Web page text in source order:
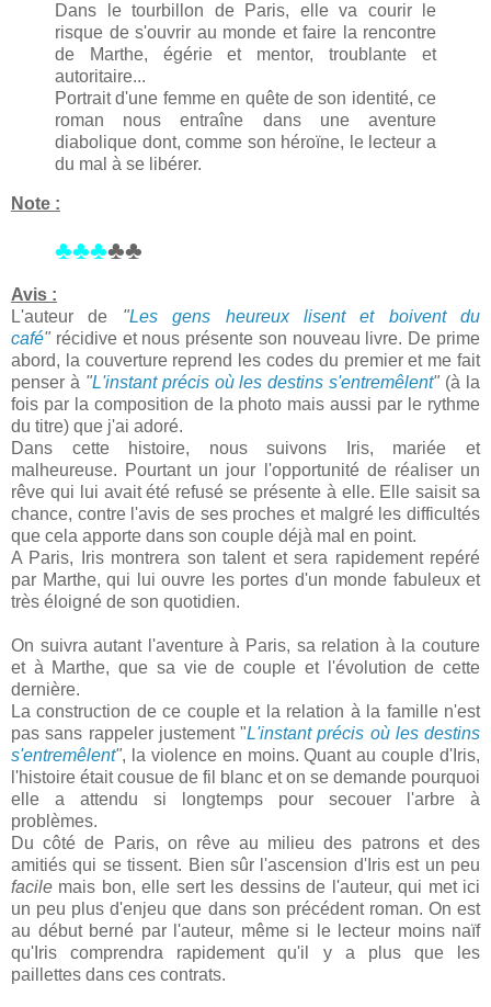
Dans le tourbillon de Paris, elle va courir le
risque de s'ouvrir au monde et faire la rencontre
de Marthe, égérie et mentor, troublante et
autoritaire...
Portrait d'une femme en quête de son identité, ce
roman nous entraîne dans une aventure
diabolique dont, comme son héroïne, le lecteur a
du mal à se libérer.
Note :
♣♣♣♣♣
Avis :
L'auteur de "Les gens heureux lisent et boivent du
café" récidive et nous présente son nouveau livre. De prime
abord, la couverture reprend les codes du premier et me fait
penser à "L'instant précis où les destins s'entremêlent" (à la
fois par la composition de la photo mais aussi par le rythme
du titre) que j'ai adoré.
Dans cette histoire, nous suivons Iris, mariée et
malheureuse. Pourtant un jour l'opportunité de réaliser un
rêve qui lui avait été refusé se présente à elle. Elle saisit sa
chance, contre l'avis de ses proches et malgré les difficultés
que cela apporte dans son couple déjà mal en point.
A Paris, Iris montrera son talent et sera rapidement repéré
par Marthe, qui lui ouvre les portes d'un monde fabuleux et
très éloigné de son quotidien.
On suivra autant l'aventure à Paris, sa relation à la couture
et à Marthe, que sa vie de couple et l'évolution de cette
dernière.
La construction de ce couple et la relation à la famille n'est
pas sans rappeler justement "L'instant précis où les destins
s'entremêlent", la violence en moins. Quant au couple d'Iris,
l'histoire était cousue de fil blanc et on se demande pourquoi
elle a attendu si longtemps pour secouer l'arbre à
problèmes.
Du côté de Paris, on rêve au milieu des patrons et des
amitiés qui se tissent. Bien sûr l'ascension d'Iris est un peu
facile mais bon, elle sert les dessins de l'auteur, qui met ici
un peu plus d'enjeu que dans son précédent roman. On est
au début berné par l'auteur, même si le lecteur moins naïf
qu'Iris comprendra rapidement qu'il y a plus que les
paillettes dans ces contrats.